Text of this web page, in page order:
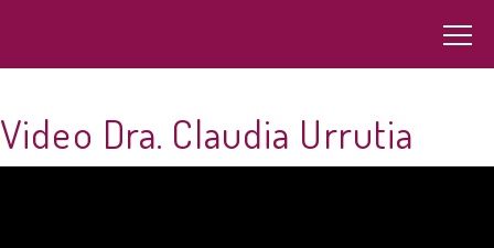
Video Dra. Claudia Urrutia